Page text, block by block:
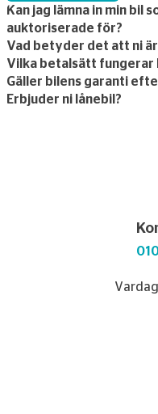
Kan jag lämna in min bil
auktoriserade för?
Vad betyder det att ni
Vilka betalsätt fungerar
Gäller bilens garanti
Erbjuder ni lånebil?